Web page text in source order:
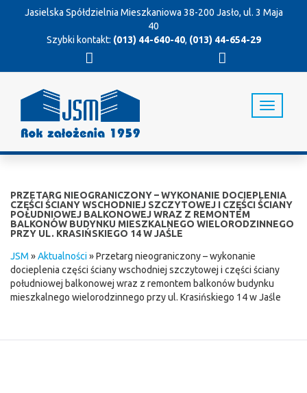
Jasielska Spółdzielnia Mieszkaniowa 38-200 Jasło, ul. 3 Maja
40
Szybki kontakt: (013) 44-640-40, (013) 44-654-29
T
o
a
i
t
i
o
PRZETARG NIEOGRANICZONY – WYKONANIE DOCIEPLENIA
CZĘŚCI ŚCIANY WSCHODNIEJ SZCZYTOWEJ I CZĘŚCI ŚCIANY
POŁUDNIOWEJ BALKONOWEJ WRAZ Z REMONTEM
BALKONÓW BUDYNKU MIESZKALNEGO WIELORODZINNEGO
PRZY UL. KRASIŃSKIEGO 14 W JAŚLE
JSM »Aktualności»Przetarg nieograniczony – wykonanie
docieplenia części ściany wschodniej szczytowej i części ściany
południowej balkonowej wraz z remontem balkonów budynku
mieszkalnego wielorodzinnego przy ul. Krasińskiego 14 w Jaśle